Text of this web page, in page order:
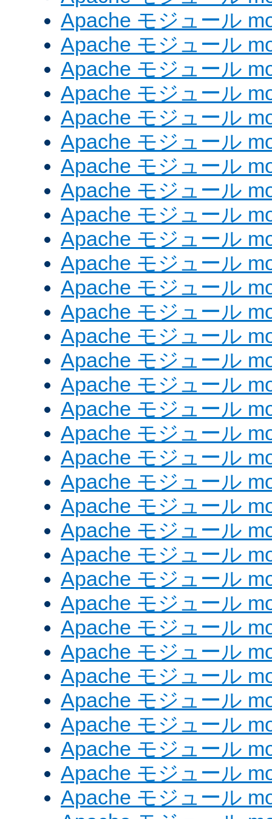
Apache モジュール
Apache モジュール
Apache モジュール
Apache モジュール
Apache モジュール
Apache モジュール
Apache モジュール
Apache モジュール
Apache モジュール
Apache モジュール
Apache モジュール
Apache モジュール
Apache モジュール
Apache モジュール
Apache モジュール
Apache モジュール
Apache モジュール
Apache モジュール
Apache モジュール
Apache モジュール
Apache モジュール
Apache モジュール
Apache モジュール
Apache モジュール
Apache モジュール
Apache モジュール
Apache モジュール
Apache モジュール
Apache モジュール
Apache モジュール
Apache モジュール
Apache モジュール
Apache モジュール